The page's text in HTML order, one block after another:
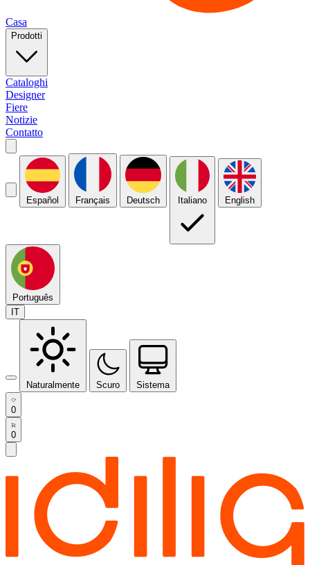
Casa
Prodotti
Cataloghi
Designer
Fiere
Notizie
Contatto
Español Français Deutsch Italiano English
Português
IT
Naturalmente Scuro Sistema
0
0